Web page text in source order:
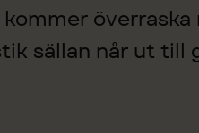
sällan når ut till